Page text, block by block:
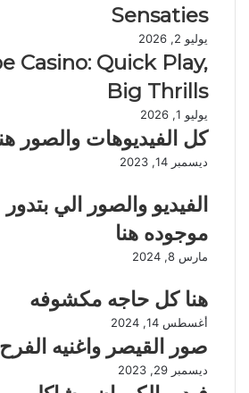
Sensaties
يوليو 2, 2026
Casino: Quick Play,
Big Thrills
يوليو 1, 2026
كل الفيديوهات والصور
ديسمبر 14, 2023
الفيديو والصور الي بتدور
موجوده هنا
مارس 8, 2024
هنا كل حاجه مكشوفه
أغسطس 14, 2024
صور القيصر واغنيه
ديسمبر 29, 2023